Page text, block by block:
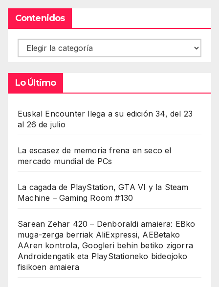
Contenidos
Contenidos
Lo Último
Euskal Encounter llega a su edición 34, del 23
al 26 de julio
La escasez de memoria frena en seco el
mercado mundial de PCs
La cagada de PlayStation, GTA VI y la Steam
Machine – Gaming Room #130
Sarean Zehar 420 – Denboraldi amaiera: EBko
muga-zerga berriak AliExpressi, AEBetako
AAren kontrola, Googleri behin betiko zigorra
Androidengatik eta PlayStationeko bideojoko
fisikoen amaiera